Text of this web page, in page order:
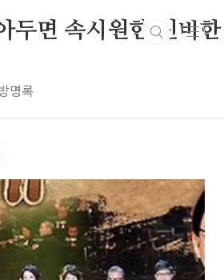
두면 속시원한 신비한
방명록